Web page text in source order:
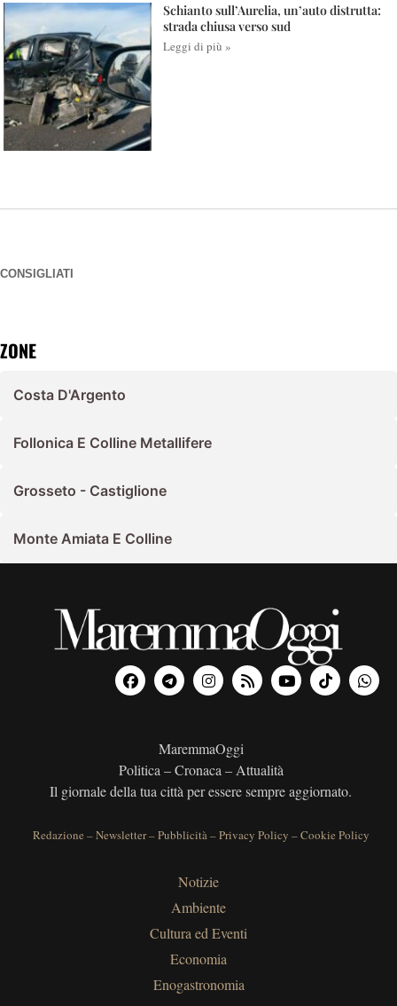
Schianto sull’Aurelia, un’auto distrutta:
strada chiusa verso sud
Leggi di più »
CONSIGLIATI
ZONE
Costa D'Argento
Follonica E Colline Metallifere
Grosseto - Castiglione
Monte Amiata E Colline
MaremmaOggi
Politica – Cronaca – Attualità
Il giornale della tua città per essere sempre aggiornato.
Redazione –Newsletter–Pubblicità–Privacy Policy –Cookie Policy
Notizie
Ambiente
Cultura ed Eventi
Economia
Enogastronomia